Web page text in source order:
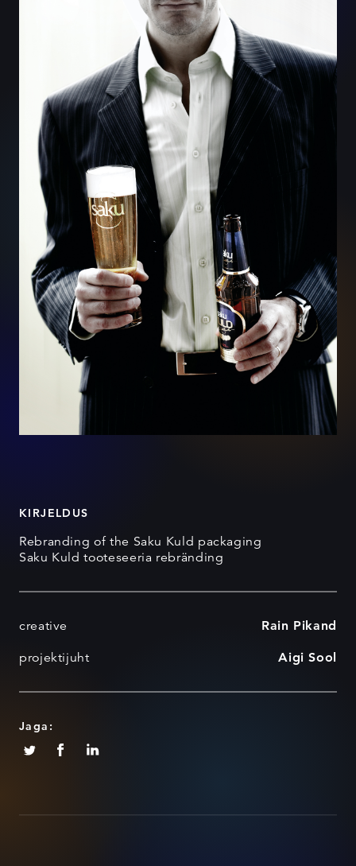
KIRJELDUS
Rebranding of the Saku Kuld packaging
Saku Kuld tooteseeria rebränding
creative Rain Pikand
projektijuht Aigi Sool
Jaga: